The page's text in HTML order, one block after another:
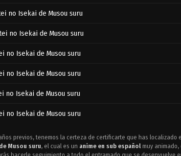
no Isekai de Musou suru
no Isekai de Musou suru
no Isekai de Musou suru
no Isekai de Musou suru
no Isekai de Musou suru
no Isekai de Musou suru
Isekai de Musou suru
no Isekai de Musou suru
previos, tenemos la certeza de certificarte que has localizado
Musou suru, el cual es un anime en sub español muy